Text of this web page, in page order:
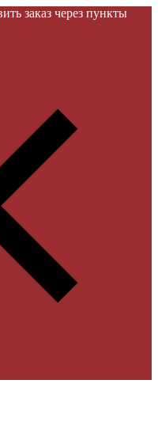
заказ через пункты